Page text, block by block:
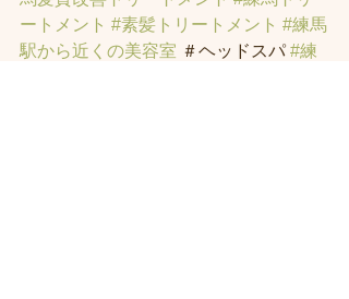
ートメント #素髪トリートメント #練馬
駅から近くの美容室 ＃ヘッドスパ #練